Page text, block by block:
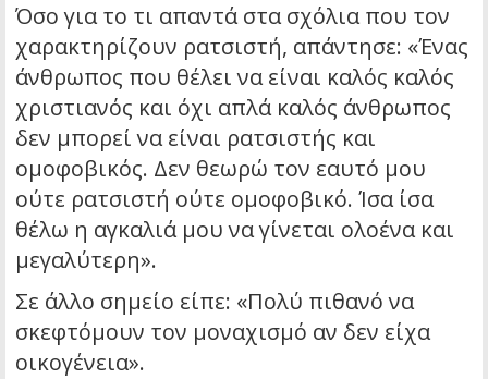
Όσο για το τι απαντά στα σχόλια που τον
χαρακτηρίζουν ρατσιστή, απάντησε: «Ένας
άνθρωπος που θέλει να είναι καλός καλός
χριστιανός και όχι απλά καλός άνθρωπος
δεν μπορεί να είναι ρατσιστής και
ομοφοβικός. Δεν θεωρώ τον εαυτό μου
ούτε ρατσιστή ούτε ομοφοβικό. Ίσα ίσα
θέλω η αγκαλιά μου να γίνεται ολοένα και
μεγαλύτερη».
Σε άλλο σημείο είπε: «Πολύ πιθανό να
σκεφτόμουν τον μοναχισμό αν δεν είχα
οικογένεια».